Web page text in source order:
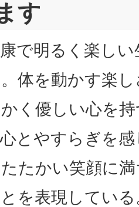
す
で明るく楽し
体を動かす楽
く優しい心を
とやすらぎを
たかい笑顔に
を表現している